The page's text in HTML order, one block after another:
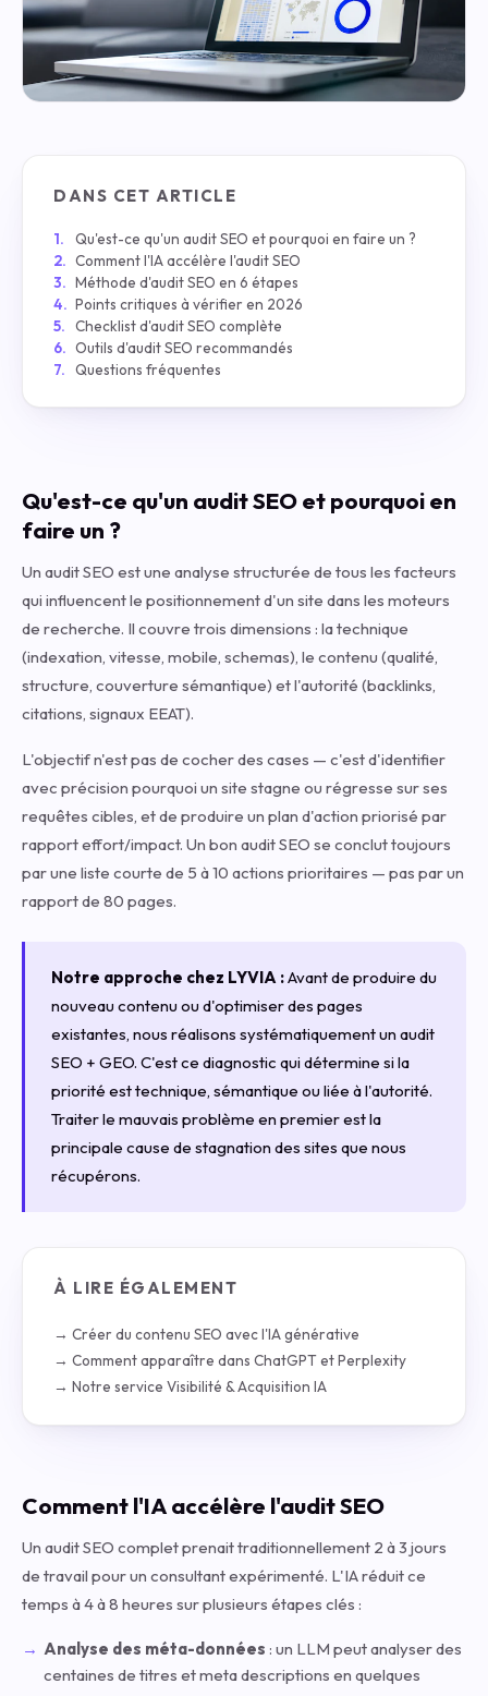
DANS CET ARTICLE
Qu'est-ce qu'un audit SEO et pourquoi en faire un ?
Comment l'IA accélère l'audit SEO
Méthode d'audit SEO en 6 étapes
Points critiques à vérifier en 2026
Checklist d'audit SEO complète
Outils d'audit SEO recommandés
Questions fréquentes
Qu'est-ce qu'un audit SEO et pourquoi en
faire un ?
Un audit SEO est une analyse structurée de tous les facteurs
qui influencent le positionnement d'un site dans les moteurs
de recherche. Il couvre trois dimensions : la technique
(indexation, vitesse, mobile, schemas), le contenu (qualité,
structure, couverture sémantique) et l'autorité (backlinks,
citations, signaux EEAT).
L'objectif n'est pas de cocher des cases — c'est d'identifier
avec précision pourquoi un site stagne ou régresse sur ses
requêtes cibles, et de produire un plan d'action priorisé par
rapport effort/impact. Un bon audit SEO se conclut toujours
par une liste courte de 5 à 10 actions prioritaires — pas par un
rapport de 80 pages.
Notre approche chez LYVIA :Avant de produire du
nouveau contenu ou d'optimiser des pages
existantes, nous réalisons systématiquement un audit
SEO + GEO. C'est ce diagnostic qui détermine si la
priorité est technique, sémantique ou liée à l'autorité.
Traiter le mauvais problème en premier est la
principale cause de stagnation des sites que nous
récupérons.
À LIRE ÉGALEMENT
→ Créer du contenu SEO avec l'IA générative
→ Comment apparaître dans ChatGPT et Perplexity
→ Notre service Visibilité & Acquisition IA
Comment l'IA accélère l'audit SEO
Un audit SEO complet prenait traditionnellement 2 à 3 jours
de travail pour un consultant expérimenté. L'IA réduit ce
temps à 4 à 8 heures sur plusieurs étapes clés :
Analyse des méta-données : un LLM peut analyser des
centaines de titres et meta descriptions en quelques